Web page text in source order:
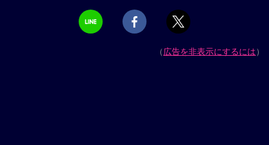
（広告を非表示にするには）